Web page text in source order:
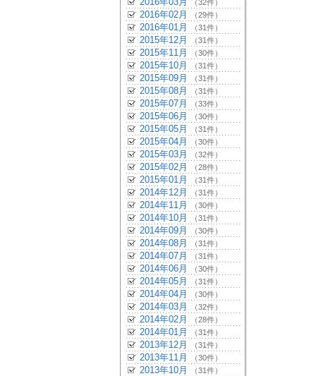
（32件）
2016年02月 （29件）
2016年01月 （31件）
2015年12月 （31件）
2015年11月 （30件）
2015年10月 （31件）
2015年09月 （31件）
2015年08月 （31件）
2015年07月 （33件）
2015年06月 （30件）
2015年05月 （31件）
2015年04月 （30件）
2015年03月 （32件）
2015年02月 （28件）
2015年01月 （31件）
2014年12月 （31件）
2014年11月 （30件）
2014年10月 （31件）
2014年09月 （30件）
2014年08月 （31件）
2014年07月 （31件）
2014年06月 （30件）
2014年05月 （31件）
2014年04月 （30件）
2014年03月 （32件）
2014年02月 （28件）
2014年01月 （31件）
2013年12月 （31件）
2013年11月 （30件）
2013年10月 （31件）